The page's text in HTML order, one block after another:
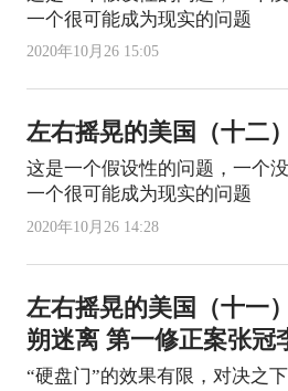
一个很可能成为现实的问题
2020年10月26 15:05
左右摇晃的美国（十二）
这是一个假设性的问题，一个
一个很可能成为现实的问题
2020年10月26 14:28
左右摇晃的美国（十一
朔迷离 第一修正案张冠
“硬盘门”的效果有限，对决之